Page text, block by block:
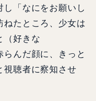
「なにをお願いし
ねたところ、少女は
（好きな
んだ顔に、きっと
視聴者に察知させ